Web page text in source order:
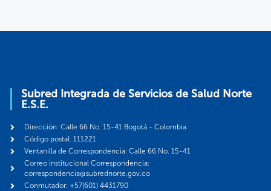
Subred Integrada de Servicios de Salud Norte
E.S.E.
Dirección: Calle 66 No. 15-41 Bogotá - Colombia
Código postal: 111221
Ventanilla de Correspondencia: Calle 66 No. 15-41
Correo institucional Correspondencia:
correspondencia@subrednorte.gov.co
Conmutador: +57(601) 4431790